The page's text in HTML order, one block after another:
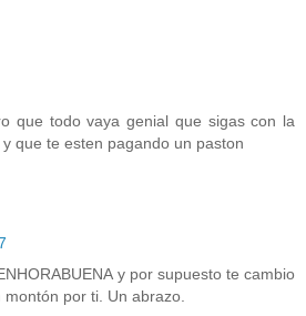
que todo vaya genial que sigas con la
que te esten pagando un paston
y por supuesto te cambio
por ti. Un abrazo.